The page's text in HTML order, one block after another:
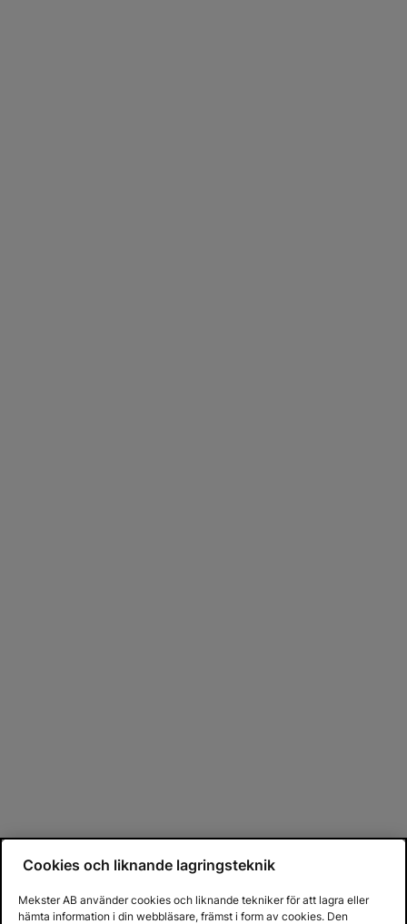
Cookies och liknande lagringsteknik
Mekster AB använder cookies och liknande tekniker för att lagra eller
hämta information i din webbläsare, främst i form av cookies. Den